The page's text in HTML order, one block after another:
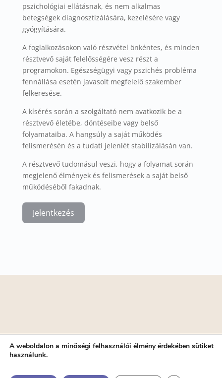
pszichológiai ellátásnak, és nem alkalmas
betegségek diagnosztizálására, kezelésére vagy
gyógyítására.
A foglalkozásokon való részvétel önkéntes, és minden
résztvevő saját felelősségére vesz részt a
programokon. Egészségügyi vagy pszichés probléma
fennállása esetén javasolt megfelelő szakember
felkeresése.
A kísérés során a szolgáltató nem avatkozik be a
résztvevő életébe, döntéseibe vagy belső
folyamataiba. A hangsúly a saját működés
felismerésén és a tudati jelenlét stabilizálásán van.
A résztvevő tudomásul veszi, hogy a folyamat során
megjelenő élmények és felismerések a saját belső
működéséből fakadnak.
Jelentkezés
Minden jog fentartva - 2025 | Padmaoktatás|
tájékoztató
|Felhasználási feltételek|Jelentkezési
A weboldalon a minőségi felhasználói élmény érdekében sütiket
használunk.